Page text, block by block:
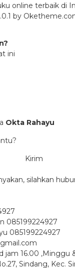
online terbaik di
by
ini
Okta Rahayu
Kirim
silahkan
085199224927
085199224927
jam 16.00 ,Minggu
Sindang, Kec.